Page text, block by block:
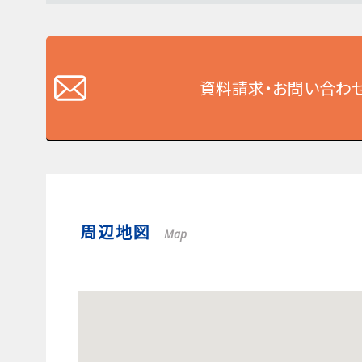
資料請求・お問い合わ
周辺地図 Map